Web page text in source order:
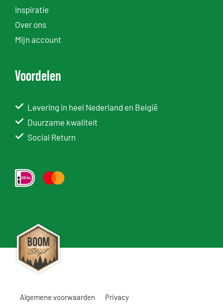
Inspiratie
Over ons
Mijn account
Voordelen
Levering in heel Nederland en België
Duurzame kwaliteit
Social Return
Algemene voorwaarden Privacy